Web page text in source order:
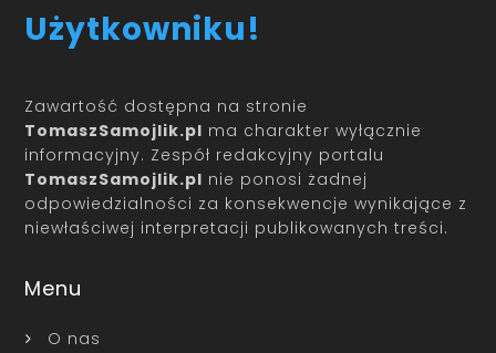
Użytkowniku!
Zawartość dostępna na stronie
TomaszSamojlik.pl ma charakter wyłącznie
informacyjny. Zespół redakcyjny portalu
TomaszSamojlik.pl nie ponosi żadnej
odpowiedzialności za konsekwencje wynikające z
niewłaściwej interpretacji publikowanych treści.
Menu
O nas